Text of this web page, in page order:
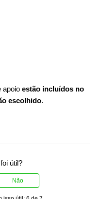
apoioestão incluídos no
escolhido.
útil?
Não